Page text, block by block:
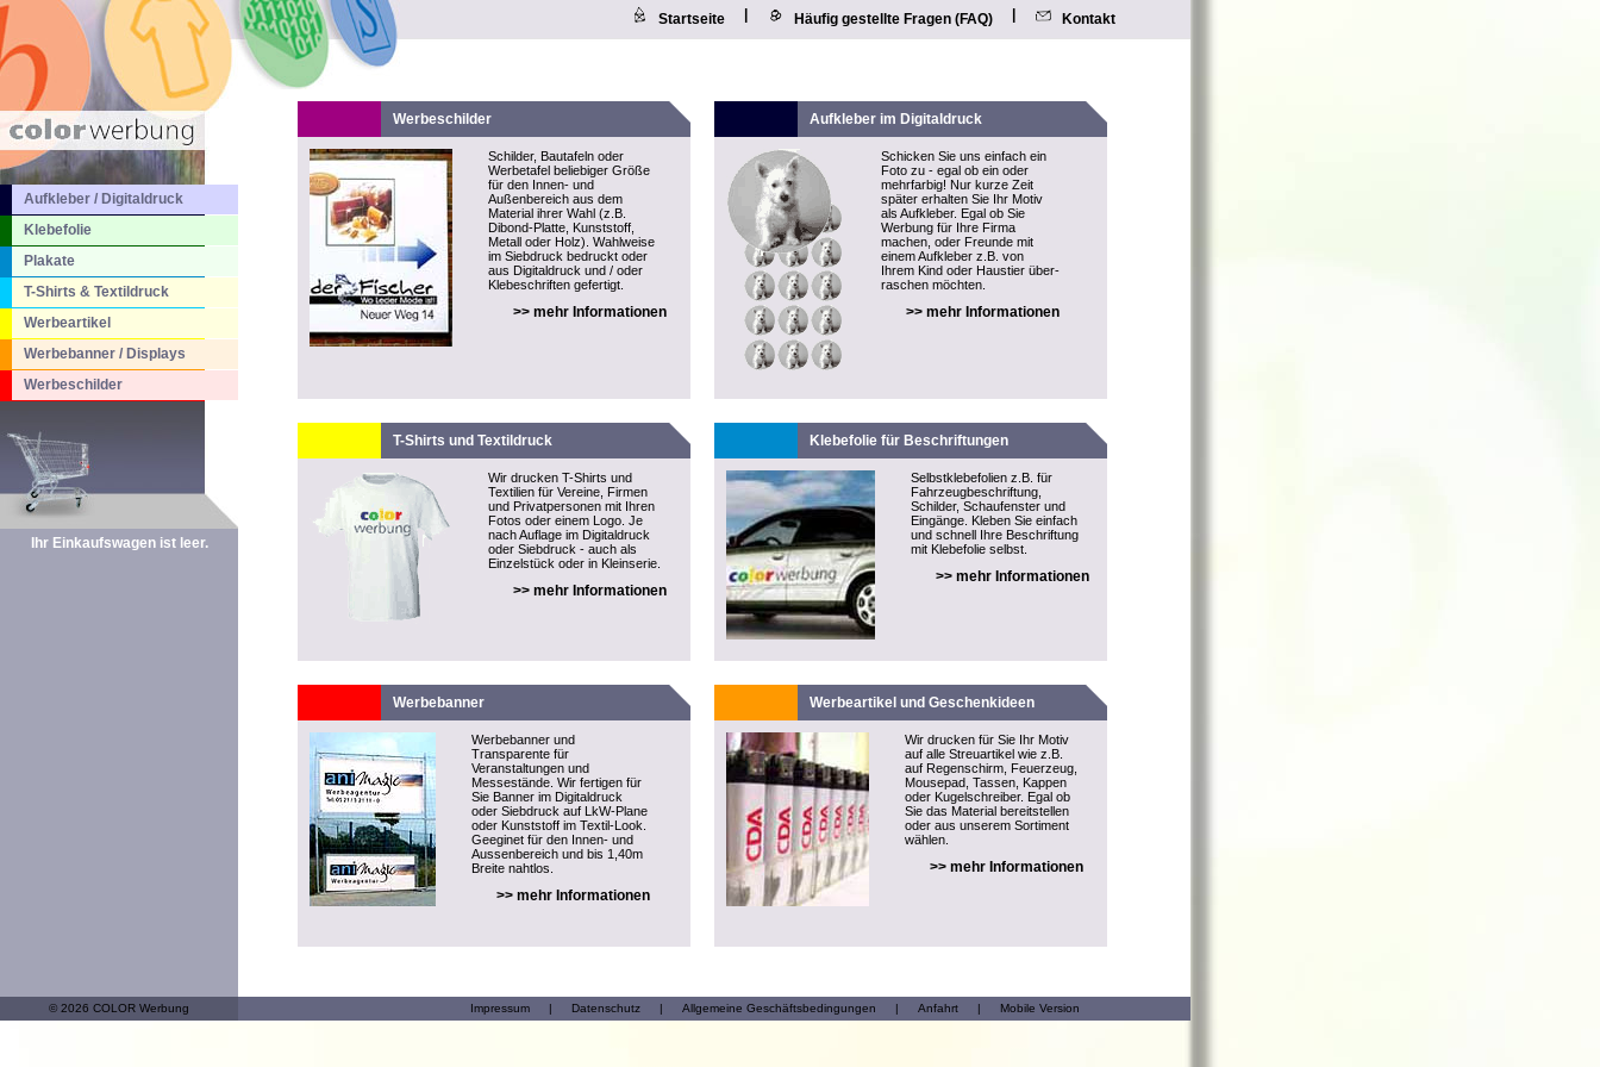
Startseite Häufig gestellte Fragen (FAQ) Kontakt
Aufkleber / Digitaldruck
Klebefolie
Plakate
T-Shirts & Textildruck
Werbeartikel
Werbebanner / Displays
Werbeschilder
Ihr Einkaufswagen ist leer.
Werbeschilder
Schilder, Bautafeln oder
Werbetafel beliebiger Größe
für den Innen- und
Außenbereich aus dem
Material ihrer Wahl (z.B.
Dibond-Platte, Kunststoff,
Metall oder Holz). Wahlweise
im Siebdruck bedruckt oder
aus Digitaldruck und / oder
Klebeschriften gefertigt.
>> mehr Informationen
Aufkleber im Digitaldruck
Schicken Sie uns einfach ein
Foto zu - egal ob ein oder
mehrfarbig! Nur kurze Zeit
später erhalten Sie Ihr Motiv
als Aufkleber. Egal ob Sie
Werbung für Ihre Firma
machen, oder Freunde mit
einem Aufkleber z.B. von
Ihrem Kind oder Haustier über-
raschen möchten.
>> mehr Informationen
T-Shirts und Textildruck
Wir drucken T-Shirts und
Textilien für Vereine, Firmen
und Privatpersonen mit Ihren
Fotos oder einem Logo. Je
nach Auflage im Digitaldruck
oder Siebdruck - auch als
Einzelstück oder in Kleinserie.
>> mehr Informationen
Klebefolie für Beschriftungen
Selbstklebefolien z.B. für
Fahrzeugbeschriftung,
Schilder, Schaufenster und
Eingänge. Kleben Sie einfach
und schnell Ihre Beschriftung
mit Klebefolie selbst.
>> mehr Informationen
Werbebanner
Werbebanner und
Transparente für
Veranstaltungen und
Messestände. Wir fertigen für
Sie Banner im Digitaldruck
oder Siebdruck auf LkW-Plane
oder Kunststoff im Textil-Look.
Geeginet für den Innen- und
Aussenbereich und bis 1,40m
Breite nahtlos.
>> mehr Informationen
Werbeartikel und Geschenkideen
Wir drucken für Sie Ihr Motiv
auf alle Streuartikel wie z.B.
auf Regenschirm, Feuerzeug,
Mousepad, Tassen, Kappen
oder Kugelschreiber. Egal ob
Sie das Material bereitstellen
oder aus unserem Sortiment
wählen.
>> mehr Informationen
© 2026 COLOR Werbung Impressum | Datenschutz | Allgemeine Geschäftsbedingungen | Anfahrt | Mobile Version